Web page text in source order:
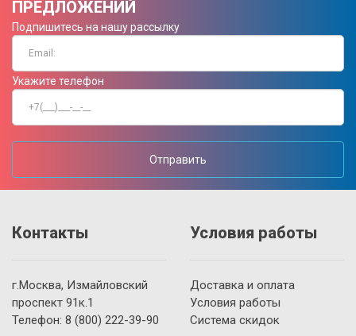
ПРЕДЛОЖЕНИЙ
Подпишитесь на нашу рассылку
Укажите телефон
Отправить
Контакты
г.Москва, Измайловский
проспект 91к.1
Телефон: 8 (800) 222-39-90
Условия работы
Доставка и оплата
Условия работы
Система скидок